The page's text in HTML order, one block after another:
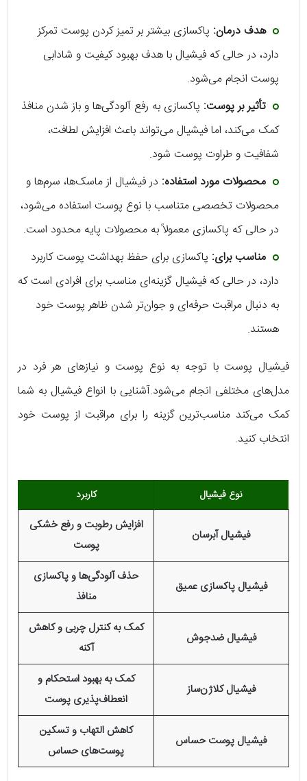
هدف درمان: پاکسازی بیشتر بر تمیز کردن پوست تمرکز
دارد، در حالی که فیشیال با هدف بهبود کیفیت و شادابی
پوست انجام می‌شود.
تأثیر بر پوست: پاکسازی به رفع آلودگی‌ها و باز شدن منافذ
کمک می‌کند، اما فیشیال می‌تواند باعث افزایش لطافت،
شفافیت و طراوت پوست شود.
محصولات مورد استفاده: در فیشیال از ماسک‌ها، سرم‌ها و
محصولات تخصصی متناسب با نوع پوست استفاده می‌شود،
در حالی که پاکسازی معمولاً به محصولات پایه محدود است.
مناسب برای: پاکسازی برای حفظ بهداشت پوست کاربرد
دارد، در حالی که فیشیال گزینه‌ای مناسب برای افرادی است که
به دنبال مراقبت حرفه‌ای و جوان‌تر شدن ظاهر پوست خود
هستند.
فیشیال پوست با توجه به نوع پوست و نیازهای هر فرد در
مدل‌های مختلفی انجام می‌شود.آشنایی با انواع فیشیال به شما
کمک می‌کند مناسب‌ترین گزینه را برای مراقبت از پوست خود
انتخاب کنید.
نوع فیشیال کاربرد
فیشیال آبرسان
افزایش رطوبت و رفع خشکی
پوست
فیشیال پاکسازی عمیق
حذف آلودگی‌ها و پاکسازی
منافذ
فیشیال ضدجوش
کمک به کنترل چربی و کاهش
آکنه
فیشیال کلاژن‌ساز
کمک به بهبود استحکام و
انعطاف‌پذیری پوست
فیشیال پوست حساس
کاهش التهاب و تسکین
پوست‌های حساس